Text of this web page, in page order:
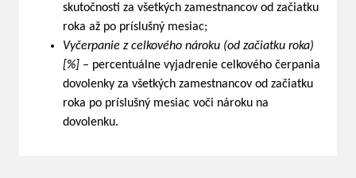
skutočnosti za všetkých zamestnancov od začiatku
roka až po príslušný mesiac;
Vyčerpanie z celkového nároku (od začiatku roka)
[%] – percentuálne vyjadrenie celkového čerpania
dovolenky za všetkých zamestnancov od začiatku
roka po príslušný mesiac voči nároku na
dovolenku.